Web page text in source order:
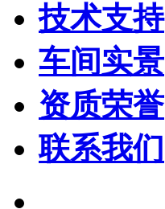
技术支持
车间实景
资质荣誉
联系我们